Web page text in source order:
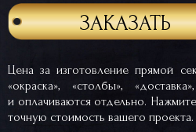
ЗАКАЗАТЬ
Цена за изготовление прямой
«окраска», «столбы»,
и оплачиваются отдельно.
точную стоимость вашего проекта.